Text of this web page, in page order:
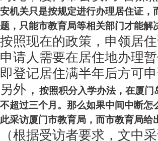
安机关只是按规定进行办理居住证
题，只能市教育局等相关部门才能解
按照现在的政策，申领居
申请人需要在居住地办理
即登记居住满半年后方可申
另外， 按照积分入学办法，在厦
不超过三个月。那么如果中间中断怎
此采访厦门市教育局，而市教育局
（根据受访者要求，文中